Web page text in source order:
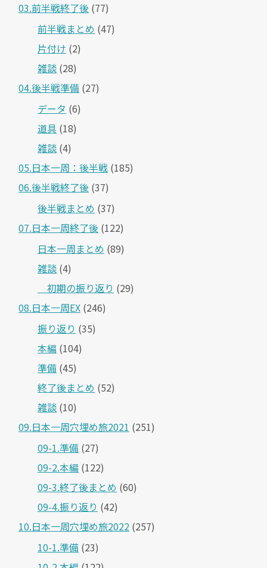
03.前半戦終了後 (77)
前半戦まとめ (47)
片付け (2)
雑談 (28)
04.後半戦準備 (27)
データ (6)
道具 (18)
雑談 (4)
05.日本一周：後半戦 (185)
06.後半戦終了後 (37)
後半戦まとめ (37)
07.日本一周終了後 (122)
日本一周まとめ (89)
雑談 (4)
＿初期の振り返り (29)
08.日本一周EX (246)
振り返り (35)
本編 (104)
準備 (45)
終了後まとめ (52)
雑談 (10)
09.日本一周穴埋め旅2021 (251)
09-1.準備 (27)
09-2.本編 (122)
09-3.終了後まとめ (60)
09-4.振り返り (42)
10.日本一周穴埋め旅2022 (257)
10-1.準備 (23)